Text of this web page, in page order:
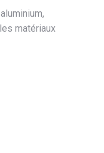
matériaux